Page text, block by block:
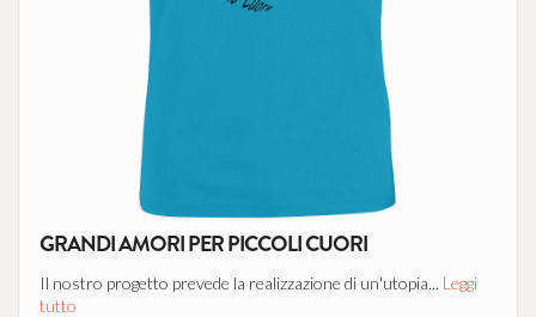
GRANDI AMORI PER PICCOLI CUORI
Il nostro progetto prevede la realizzazione di un'utopia... Leggi
tutto